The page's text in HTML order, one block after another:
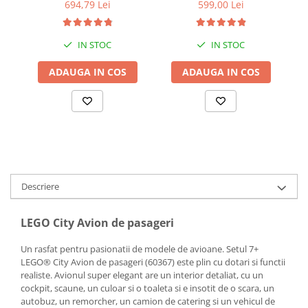
694,79 Lei
IN STOC
ADAUGA IN COS
599,00 Lei
IN STOC
ADAUGA IN COS
Descriere
LEGO City Avion de pasageri
Un rasfat pentru pasionatii de modele de avioane. Setul 7+
LEGO® City Avion de pasageri (60367) este plin cu dotari si functii
realiste. Avionul super elegant are un interior detaliat, cu un
cockpit, scaune, un culoar si o toaleta si e insotit de o scara, un
autobuz, un remorcher, un camion de catering si un vehicul de